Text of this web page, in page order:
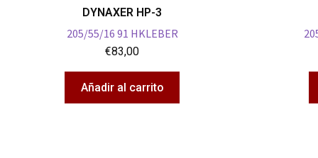
DYNAXER HP-3
205/55/16 91 HKLEBER
€83,00
Añadir al carrito